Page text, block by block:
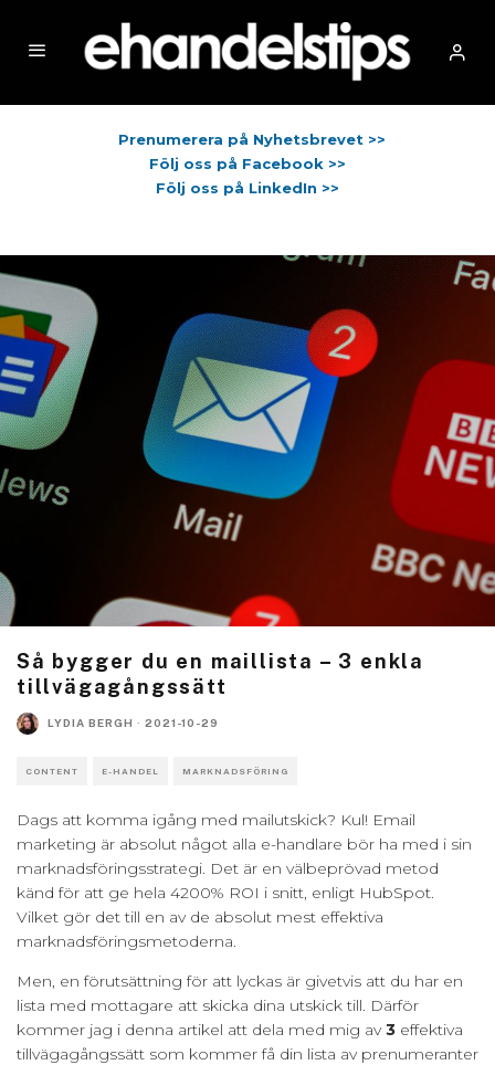
Prenumerera på Nyhetsbrevet >>
Följ oss på Facebook >>
Följ oss på LinkedIn >>
Så bygger du en maillista – 3 enkla
tillvägagångssätt
LYDIA BERGH · 2021-10-29
CONTENT E-HANDEL MARKNADSFÖRING
Dags att komma igång med mailutskick? Kul! Email
marketing är absolut något alla e-handlare bör ha med i sin
marknadsföringsstrategi. Det är en välbeprövad metod
känd för att ge hela 4200% ROI i snitt, enligt HubSpot.
Vilket gör det till en av de absolut mest effektiva
marknadsföringsmetoderna.
Men, en förutsättning för att lyckas är givetvis att du har en
lista med mottagare att skicka dina utskick till. Därför
kommer jag i denna artikel att dela med mig av3 effektiva
tillvägagångssätt som kommer få din lista av prenumeranter